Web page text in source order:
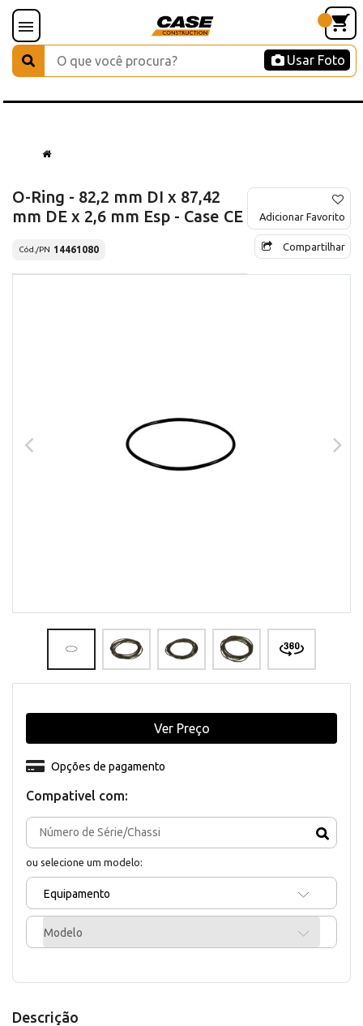
Usar Foto
O-Ring - 82,2 mm DI x 87,42
mm DE x 2,6 mm Esp - Case CE
Cód./PN 14461080
Adicionar Favorito
Compartilhar
Compativel com:
ou selecione um modelo:
Equipamento
Modelo
Opções de pagamento
Ver Preço
Descrição